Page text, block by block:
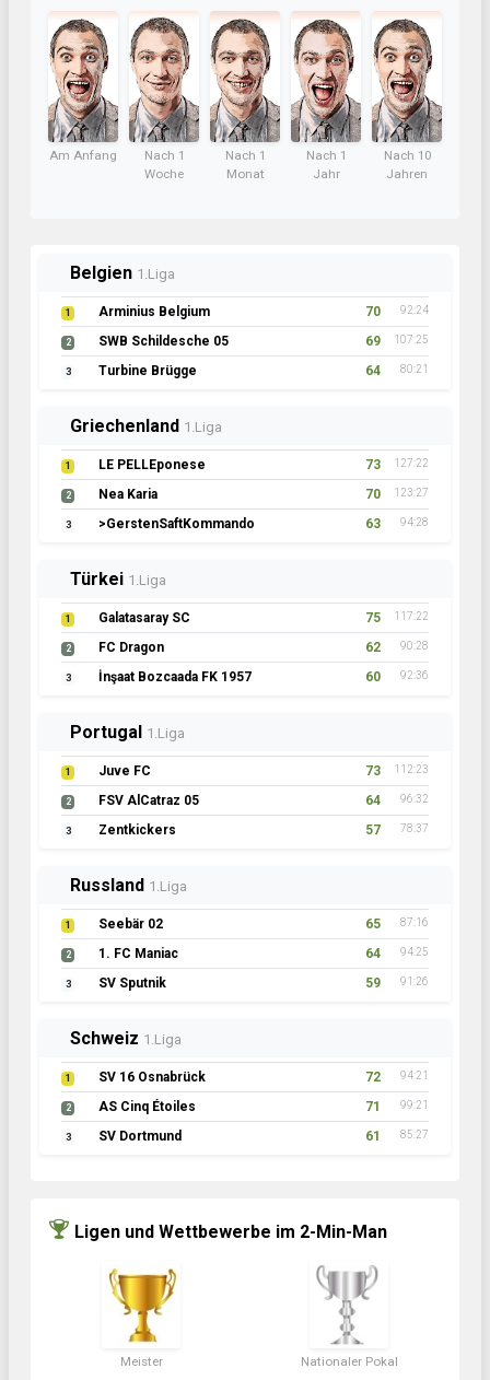
Am Anfang
Nach 1
Woche
Nach 1
Monat
Nach 1
Jahr
Nach 10
Jahren
Belgien 1.Liga
1 Arminius Belgium 70 92:24
2 SWB Schildesche 05 69 107:25
3 Turbine Brügge 64 80:21
Griechenland 1.Liga
1 LE PELLEponese 73 127:22
2 Nea Karia 70 123:27
3 >GerstenSaftKommando 63 94:28
Türkei 1.Liga
1 Galatasaray SC 75 117:22
2 FC Dragon 62 90:28
3 İnşaat Bozcaada FK 1957 60 92:36
Portugal 1.Liga
1 Juve FC 73 112:23
2 FSV AlCatraz 05 64 96:32
3 Zentkickers 57 78:37
Russland 1.Liga
1 Seebär 02 65 87:16
2 1. FC Maniac 64 94:25
3 SV Sputnik 59 91:26
Schweiz 1.Liga
1 SV 16 Osnabrück 72 94:21
2 AS Cinq Étoiles 71 99:21
3 SV Dortmund 61 85:27
Ligen und Wettbewerbe im 2-Min-Man
Meister Nationaler Pokal